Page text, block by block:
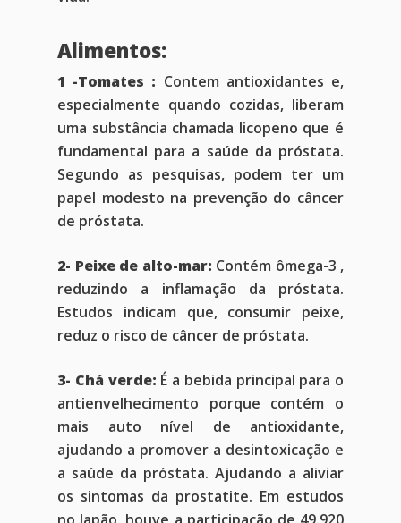
Alimentos:
1 -Tomates : Contem antioxidantes e,
especialmente quando cozidas, liberam
uma substância chamada licopeno que é
fundamental para a saúde da próstata.
Segundo as pesquisas, podem ter um
papel modesto na prevenção do câncer
de próstata.
2- Peixe de alto-mar: Contém ômega-3 ,
reduzindo a inflamação da próstata.
Estudos indicam que, consumir peixe,
reduz o risco de câncer de próstata.
3- Chá verde: É a bebida principal para o
antienvelhecimento porque contém o
mais auto nível de antioxidante,
ajudando a promover a desintoxicação e
a saúde da próstata. Ajudando a aliviar
os sintomas da prostatite. Em estudos